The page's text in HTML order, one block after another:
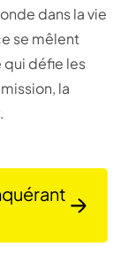
dans la vie
se mêlent
qui défie les
la